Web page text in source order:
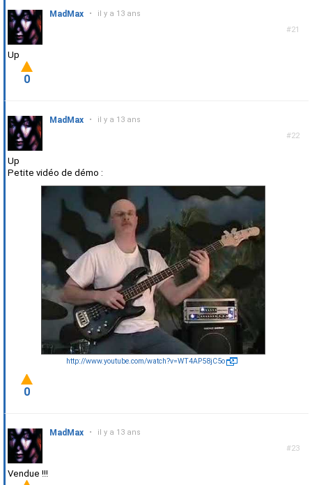
#21
MadMax • il y a 13 ans
Up
0
#22
MadMax • il y a 13 ans
Up
Petite vidéo de démo :
http://www.youtube.com/watch?v=WT4AP58jC5o
0
#23
MadMax • il y a 13 ans
Vendue !!!